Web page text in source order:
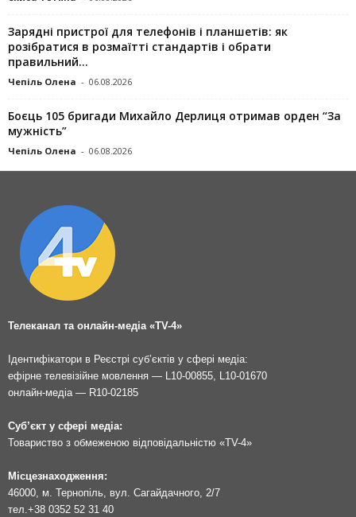
Зарядні пристрої для телефонів і планшетів: як
розібратися в розмаїтті стандартів і обрати
правильний...
Чепіль Олена - 06.08.2026
Боєць 105 бригади Михайло Дерлиця отримав орден “За
мужність”
Чепіль Олена - 06.08.2026
Телеканал та онлайн-медіа «TV-4»
Ідентифікатори в Реєстрі суб’єктів у сфері медіа:
ефірне телевізійне мовлення — L10-00855, L10-01670
онлайн-медіа — R10-02185
Суб’єкт у сфері медіа:
Товариство з обмеженою відповідальністю «TV-4»
Місцезнаходження:
46000, м. Тернопіль, вул. Сагайдачного, 2/7
тел.+38 0352 52 31 40